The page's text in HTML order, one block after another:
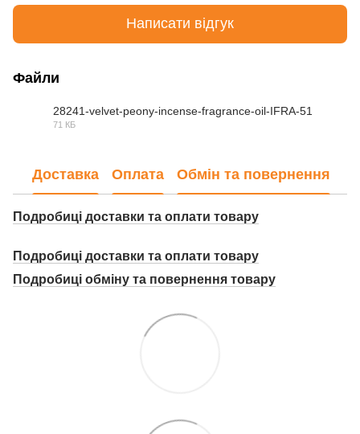
Написати відгук
Файли
28241-velvet-peony-incense-fragrance-oil-IFRA-51
71 КБ
Доставка Оплата Обмін та повернення
Подробиці доставки та оплати товару
Подробиці доставки та оплати товару
Подробиці обміну та повернення товару